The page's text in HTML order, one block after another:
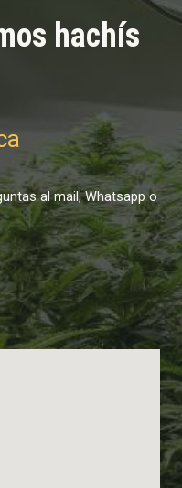
hachís
al mail, Whatsapp o